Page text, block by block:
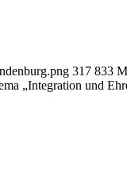
317 833
„Integration und